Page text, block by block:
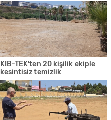
KIB-TEK'ten 20 kişilik ekiple
kesintisiz temizlik